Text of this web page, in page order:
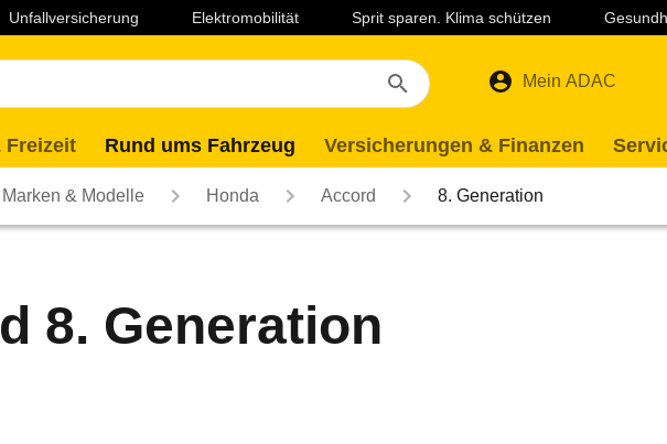
Unfallversicherung Elektromobilität Sprit sparen. Klima schützen
Mein ADAC
Freizeit Rund ums Fahrzeug Versicherungen & Finanzen
Marken & Modelle Honda Accord 8. Generation
8. Generation